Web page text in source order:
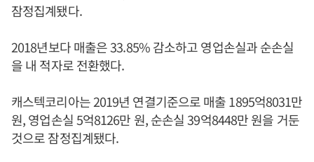
잠정집계됐다.
2018년보다 매출은 33.85% 감소하고 영업손실과 순손실
을 내 적자로 전환했다.
캐스텍코리아는 2019년 연결기준으로 매출 1895억8031만
원, 영업손실 5억8126만 원, 순손실 39억8448만 원을 거둔
것으로 잠정집계됐다.